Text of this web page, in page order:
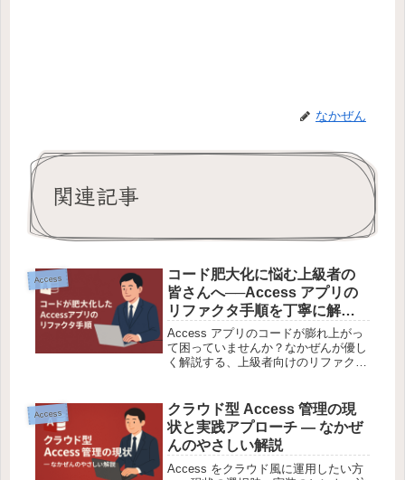
なかぜん
関連記事
Access
コード肥大化に悩む上級者の
皆さんへ──Access アプリの
リファクタ手順を丁寧に解説
します
Access アプリのコードが膨れ上がっ
て困っていませんか？なかぜんが優し
く解説する、上級者向けのリファクタ
す。
Access
クラウド型 Access 管理の現
状と実践アプローチ — なかぜ
んのやさしい解説
Access をクラウド風に運用したい方